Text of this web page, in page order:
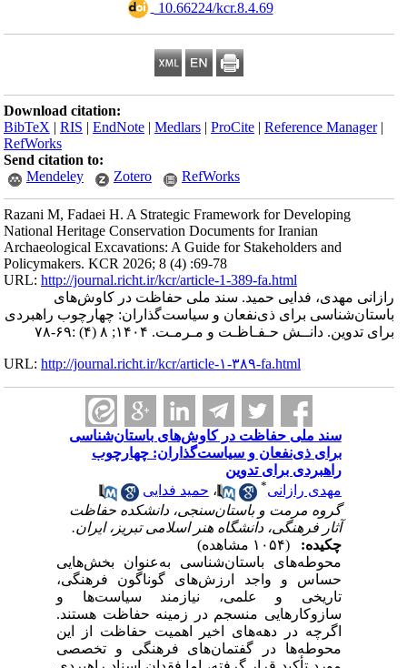
‎ 10.66224/kcr.8.4.69
Download citation:
BibTeX |RIS |EndNote |Medlars |ProCite |Reference Manager
RefWorks
Send citation to:
Mendeley
Zotero RefWorks
Razani M, Fadaei H. A Strategic Framework for Developing
National Heritage Conservation Documents for Iranian
Archaeological Excavations: A Guide for Stakeholders and
Policymakers. KCR 2026; 8 (4) :69-78
URL:http://journal.richt.ir/kcr/article-1-389-fa.html
رازانی مهدی، فدایی حمید. سند ملی حفاظت در کاوش‌های
باستان‌شناسی برای ذی‌نفعان و سیاست‌گذاران: چهارچوب راهبردی
برای تدوین. دانــش حـفـاظـت و مـرمـت. ۱۴۰۴; ۸ (۴) :۶۹-۷۸
URL:http://journal.richt.ir/kcr/article-۱-۳۸۹-fa.html
سند ملی حفاظت در کاوش‌های باستان‌شناسی
برای ذی‌نفعان و سیاست‌گذاران: چهارچوب
راهبردی برای تدوین
مهدی رازانی
،حمید فدایی
گروه مرمت و باستان‌سنجی، دانشکده حفاظت
آثار فرهنگی، دانشگاه هنر اسلامی تبریز، ایران.
چکیده:
محوطه‌های باستان‌شناسی به‌عنوان بخش‌هایی
حساس و واجد ارزش‌های گوناگون فرهنگی،
تاریخی و علمی، نیازمند سیاست‌ها و
سازوکارهایی منسجم در زمینه حفاظت هستند.
اگرچه در دهه‌های اخیر اهمیت حفاظت از این
محوطه‌ها در گفتمان‌های فرهنگی و تخصصی